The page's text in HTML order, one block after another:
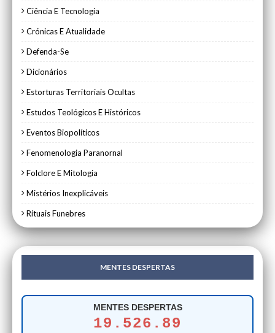
Ciência E Tecnologia
Crónicas E Atualidade
Defenda-Se
Dicionários
Estorturas Territoriais Ocultas
Estudos Teológicos E Históricos
Eventos Biopolíticos
Fenomenologia Paranornal
Folclore E Mitologia
Mistérios Inexplicáveis
Rituais Funebres
MENTES DESPERTAS
MENTES DESPERTAS
19.526.89